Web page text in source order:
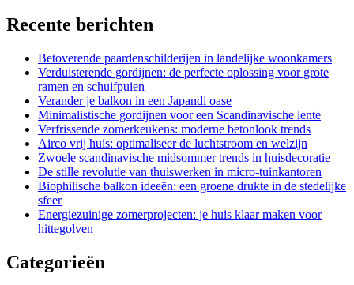
Recente berichten
Betoverende paardenschilderijen in landelijke woonkamers
Verduisterende gordijnen: de perfecte oplossing voor grote
ramen en schuifpuien
Verander je balkon in een Japandi oase
Minimalistische gordijnen voor een Scandinavische lente
Verfrissende zomerkeukens: moderne betonlook trends
Airco vrij huis: optimaliseer de luchtstroom en welzijn
Zwoele scandinavische midsommer trends in huisdecoratie
De stille revolutie van thuiswerken in micro-tuinkantoren
Biophilische balkon ideeën: een groene drukte in de stedelijke
sfeer
Energiezuinige zomerprojecten: je huis klaar maken voor
hittegolven
Categorieën